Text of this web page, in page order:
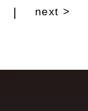
| next >